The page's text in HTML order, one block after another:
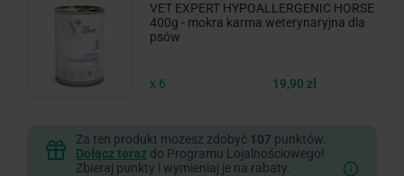
VET EXPERT HYPOALLERGENIC HORSE
400g - mokra karma weterynaryjna dla
psów
x 6 19,90 zł
Za ten produkt możesz zdobyć 107 punktów.
Dołącz teraz do Programu Lojalnościowego!
Zbieraj punkty i wymieniaj je na rabaty.